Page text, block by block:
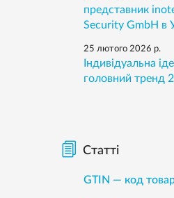
представник
Security GmbH в
25 лютого 2026 р.
Індивідуальна
головний тренд
Статті
GTIN — код